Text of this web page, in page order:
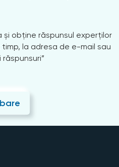
obține răspunsul experților
la adresa de e-mail sau